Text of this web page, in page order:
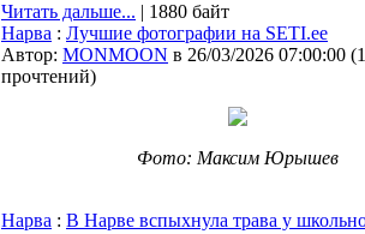
Читать дальше... | 1880 байт
Нарва : Лучшие фотографии на SETI.ee
Автор: MONMOON в 26/03/2026 07:00:00 (
прочтений)
Фото: Максим Юрышев
Нарва : В Нарве вспыхнула трава у